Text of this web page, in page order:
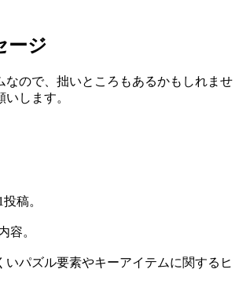
ージ
なので、拙いところもあるかもしれませ
します。
稿。
容。
いパズル要素やキーアイテムに関するヒ